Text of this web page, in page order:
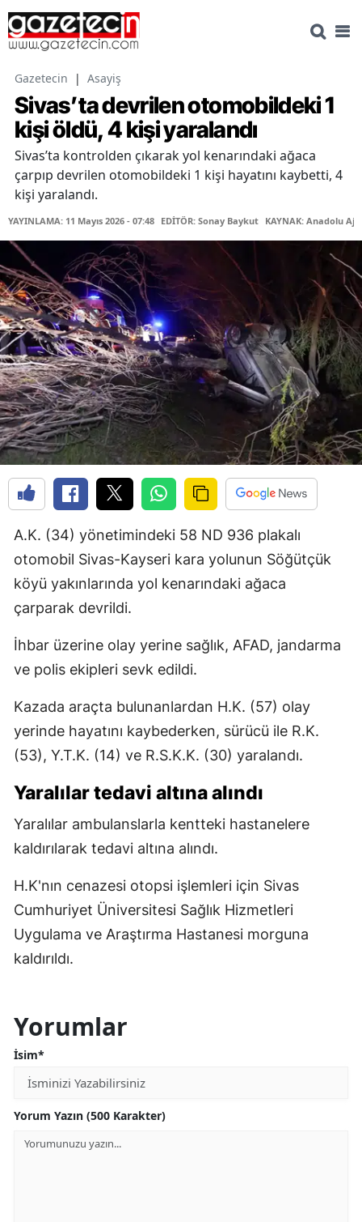
Gazetecin | Asayiş
Sivas’ta devrilen otomobildeki 1
kişi öldü, 4 kişi yaralandı
Sivas’ta kontrolden çıkarak yol kenarındaki ağaca
çarpıp devrilen otomobildeki 1 kişi hayatını kaybetti, 4
kişi yaralandı.
YAYINLAMA: 11 Mayıs 2026 - 07:48 EDİTÖR: Sonay Baykut KAYNAK: Anadolu
A.K. (34) yönetimindeki 58 ND 936 plakalı
otomobil Sivas-Kayseri kara yolunun Söğütçük
köyü yakınlarında yol kenarındaki ağaca
çarparak devrildi.
İhbar üzerine olay yerine sağlık, AFAD, jandarma
ve polis ekipleri sevk edildi.
Kazada araçta bulunanlardan H.K. (57) olay
yerinde hayatını kaybederken, sürücü ile R.K.
(53), Y.T.K. (14) ve R.S.K.K. (30) yaralandı.
Yaralılar tedavi altına alındı
Yaralılar ambulanslarla kentteki hastanelere
kaldırılarak tedavi altına alındı.
H.K'nın cenazesi otopsi işlemleri için Sivas
Cumhuriyet Üniversitesi Sağlık Hizmetleri
Uygulama ve Araştırma Hastanesi morguna
kaldırıldı.
Yorumlar
İsim*
Yorum Yazın (500 Karakter)